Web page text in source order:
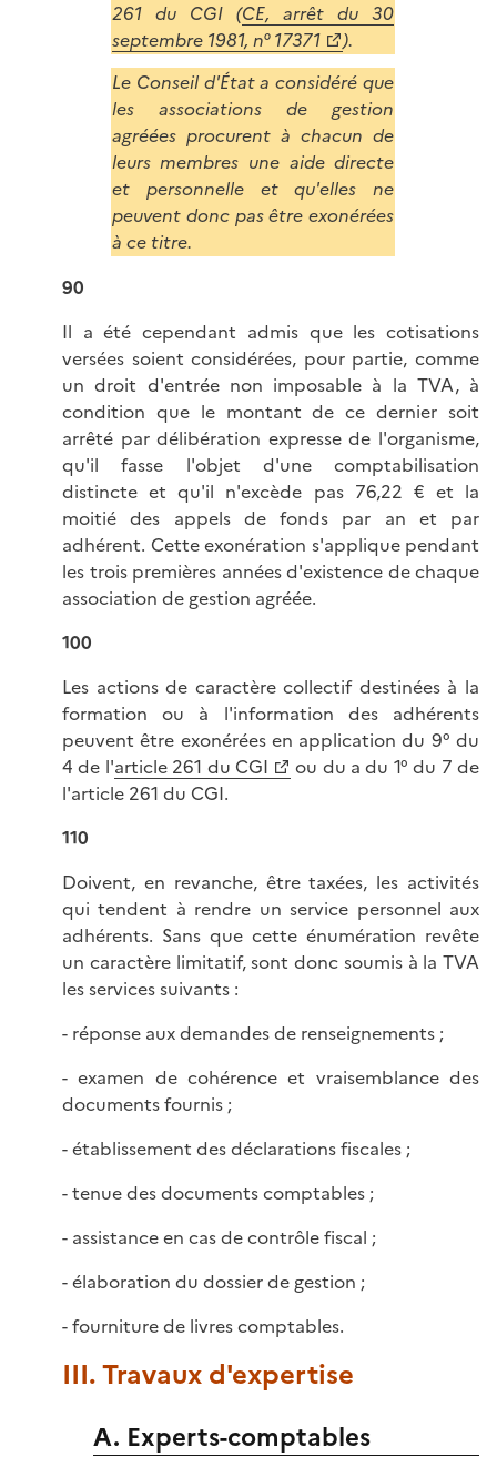
261 du CGI (CE, arrêt du 30
septembre 1981, n° 17371
).
Le Conseil d'État a considéré que
les associations de gestion
agréées procurent à chacun de
leurs membres une aide directe
et personnelle et qu'elles ne
peuvent donc pas être exonérées
à ce titre.
90
Il a été cependant admis que les cotisations
versées soient considérées, pour partie, comme
un droit d'entrée non imposable à la TVA, à
condition que le montant de ce dernier soit
arrêté par délibération expresse de l'organisme,
qu'il fasse l'objet d'une comptabilisation
distincte et qu'il n'excède pas 76,22 € et la
moitié des appels de fonds par an et par
adhérent. Cette exonération s'applique pendant
les trois premières années d'existence de chaque
association de gestion agréée.
100
Les actions de caractère collectif destinées à la
formation ou à l'information des adhérents
peuvent être exonérées en application du 9° du
4 de l'article 261 du CGI
ou du a du 1° du 7 de
l'article 261 du CGI.
110
Doivent, en revanche, être taxées, les activités
qui tendent à rendre un service personnel aux
adhérents. Sans que cette énumération revête
un caractère limitatif, sont donc soumis à la TVA
les services suivants :
- réponse aux demandes de renseignements ;
- examen de cohérence et vraisemblance des
documents fournis ;
- établissement des déclarations fiscales ;
- tenue des documents comptables ;
- assistance en cas de contrôle fiscal ;
- élaboration du dossier de gestion ;
- fourniture de livres comptables.
III. Travaux d'expertise
A. Experts-comptables